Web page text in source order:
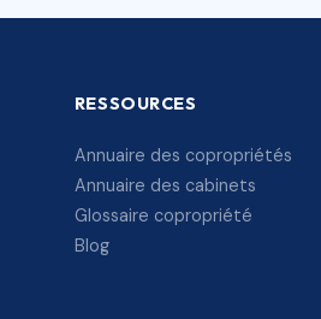
RESSOURCES
Annuaire des copropriétés
Annuaire des cabinets
Glossaire copropriété
Blog